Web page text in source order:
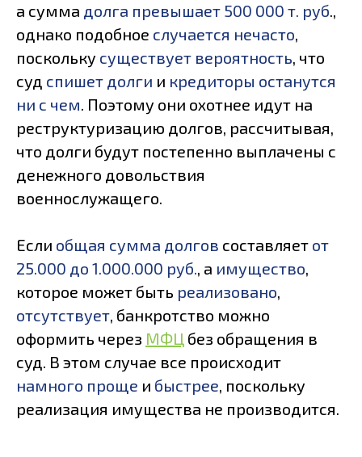
а сумма долга превышает 500 000 т. руб.,
однако подобное случается нечасто,
поскольку существует вероятность, что
суд спишет долги и кредиторы останутся
ни с чем. Поэтому они охотнее идут на
реструктуризацию долгов, рассчитывая,
что долги будут постепенно выплачены с
денежного довольствия
военнослужащего.
Если общая сумма долгов составляет от
25.000 до 1.000.000 руб., а имущество,
которое может быть реализовано,
отсутствует, банкротство можно
оформить через МФЦ без обращения в
суд. В этом случае все происходит
намного проще и быстрее, поскольку
реализация имущества не производится.